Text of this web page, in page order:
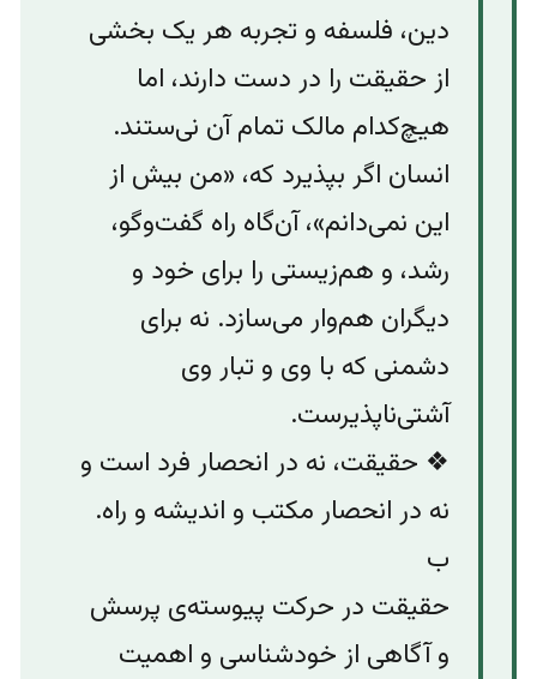
دین، فلسفه و تجربه هر یک بخشی
از حقیقت را در دست دارند، اما
هیچ‌کدام مالک تمام آن نی‌ستند.
انسان اگر بپذیرد که، «من بیش از
این نمی‌دانم»، آ‌ن‌گاه راه گفت‌وگو،
رشد، و هم‌زیستی را برای خود و
دیگران هم‌وار می‌سازد. نه برای
دشمنی که با وی و‌ تبار وی
آشتی‌ناپذیرست.
❖ حقیقت، نه در انحصار فرد است و
نه در انحصار مکتب و اندیشه و راه.
ب
حقیقت در حرکت پیوسته‌ی پرسش
و آگاهی از خودشناسی و اهمیت